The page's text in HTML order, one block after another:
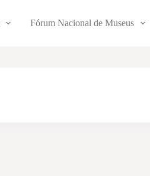
Fórum Nacional de Museus